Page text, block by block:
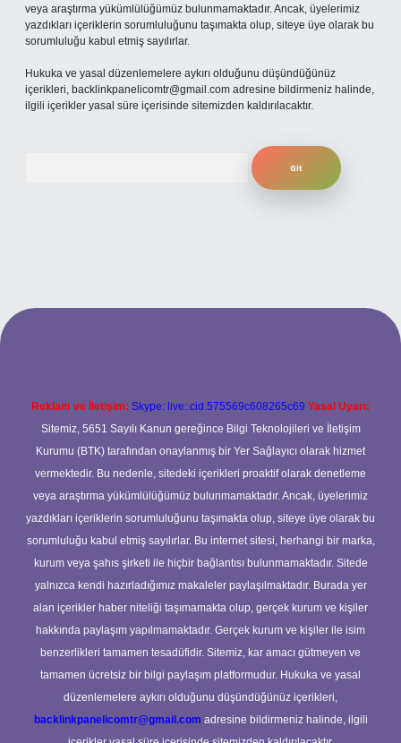
veya araştırma yükümlülüğümüz bulunmamaktadır. Ancak, üyelerimiz
yazdıkları içeriklerin sorumluluğunu taşımakta olup, siteye üye olarak bu
sorumluluğu kabul etmiş sayılırlar.
Hukuka ve yasal düzenlemelere aykırı olduğunu düşündüğünüz
içerikleri, backlinkpanelicomtr@gmail.com adresine bildirmeniz halinde,
ilgili içerikler yasal süre içerisinde sitemizden kaldırılacaktır.
Reklam ve İletişim: Skype: live:.cid.575569c608265c69 Yasal Uyarı:
Sitemiz, 5651 Sayılı Kanun gereğince Bilgi Teknolojileri ve İletişim
Kurumu (BTK) tarafından onaylanmış bir Yer Sağlayıcı olarak hizmet
vermektedir. Bu nedenle, sitedeki içerikleri proaktif olarak denetleme
veya araştırma yükümlülüğümüz bulunmamaktadır. Ancak, üyelerimiz
yazdıkları içeriklerin sorumluluğunu taşımakta olup, siteye üye olarak bu
sorumluluğu kabul etmiş sayılırlar. Bu internet sitesi, herhangi bir marka,
kurum veya şahıs şirketi ile hiçbir bağlantısı bulunmamaktadır. Sitede
yalnızca kendi hazırladığımız makaleler paylaşılmaktadır. Burada yer
alan içerikler haber niteliği taşımamakta olup, gerçek kurum ve kişiler
hakkında paylaşım yapılmamaktadır. Gerçek kurum ve kişiler ile isim
benzerlikleri tamamen tesadüfidir. Sitemiz, kar amacı gütmeyen ve
tamamen ücretsiz bir bilgi paylaşım platformudur. Hukuka ve yasal
düzenlemelere aykırı olduğunu düşündüğünüz içerikleri,
backlinkpanelicomtr@gmail.com adresine bildirmeniz halinde, ilgili